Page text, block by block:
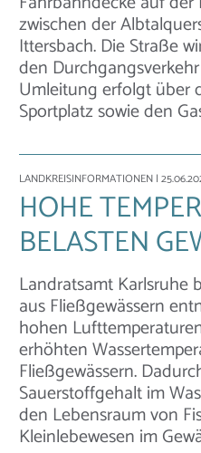
zwischen der
Ittersbach. Die Straße
den
Umleitung erfolgt über
Sportplatz sowie den
LANDKREISINFORMATIONEN |
HOHE
BELASTEN
Landratsamt Karlsruhe
aus Fließgewässern
hohen
erhöhten
Fließgewässern.
Sauerstoffgehalt im
den Lebensraum von
Kleinlebewesen im